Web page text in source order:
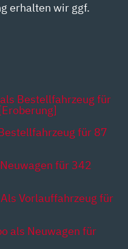
erhalten wir ggf.
Bestellfahrzeug für
für 87
für 342
Vorlauffahrzeug für
als Neuwagen für